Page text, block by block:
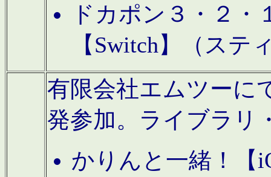
ドカポン３・２
【Switch】（ステ
有限会社エムツーに
発参加。ライブラリ
かりんと一緒！【